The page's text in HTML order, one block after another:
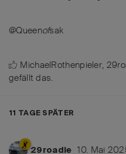
@Queenofsak
MichaelRothenpieler,
gefällt das.
11 TAGE SPÄTER
29roadie 10. Mai